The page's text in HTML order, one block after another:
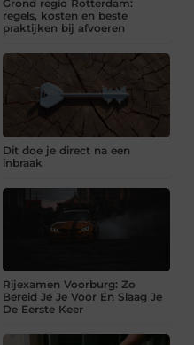
Grond regio Rotterdam:
regels, kosten en beste
praktijken bij afvoeren
Dit doe je direct na een
inbraak
Rijexamen Voorburg: Zo
Bereid Je Je Voor En Slaag Je
De Eerste Keer